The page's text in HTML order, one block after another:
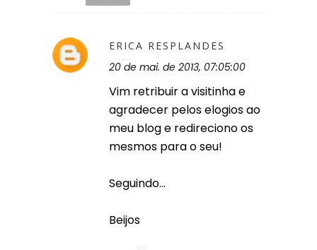
ERICA RESPLANDES
20 de mai. de 2013, 07:05:00
Vim retribuir a visitinha e
agradecer pelos elogios ao
meu blog e redireciono os
mesmos para o seu!
Seguindo...
Beijos